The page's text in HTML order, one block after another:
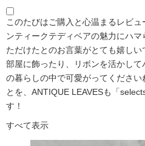
このたびはご購入と心温まるレビ
ンティークテディベアの魅力にハ
ただけたとのお言葉がとても嬉し
部屋に飾ったり、リボンを活かし
の暮らしの中で可愛がってください
とを、ANTIQUE LEAVESも「
す！
すべて表示